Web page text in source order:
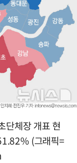
단체장 개표 현
(그래픽=